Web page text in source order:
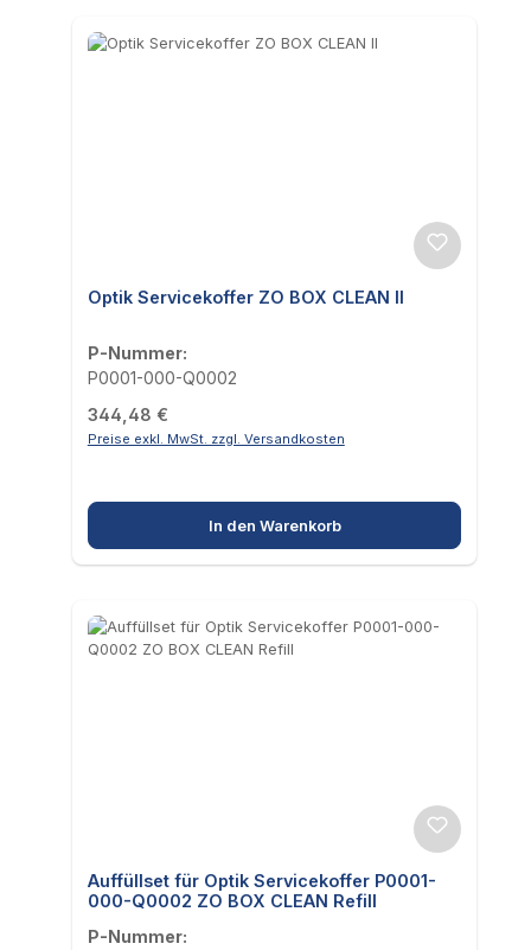
Optik Servicekoffer ZO BOX CLEAN II
P-Nummer:
P0001-000-Q0002
Regulärer Preis:
344,48 €
Preise exkl. MwSt. zzgl. Versandkosten
In den Warenkorb
Auffüllset für Optik Servicekoffer P0001-
000-Q0002 ZO BOX CLEAN Refill
P-Nummer: